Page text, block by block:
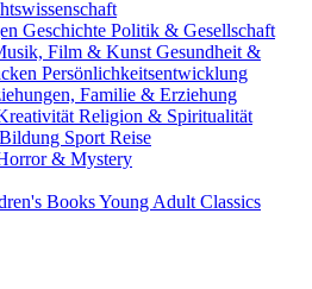
Geschichte Politik & Gesellschaft
Film & Kunst Gesundheit &
Persönlichkeitsentwicklung
Familie & Erziehung
Religion & Spiritualität
Sport Reise
& Mystery
BooksYoung Adult Classics